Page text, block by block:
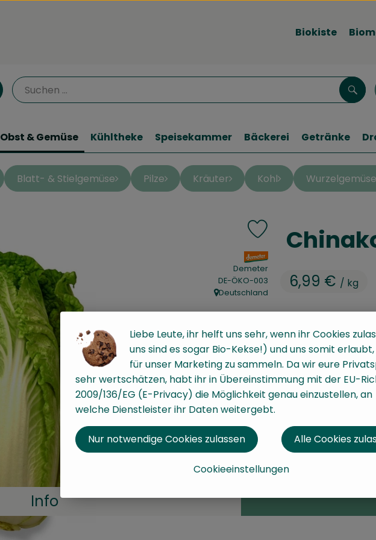
Biokiste
Obst & Gemüse Kühltheke Speisekammer Bäckerei Getränke
Blatt- & Stielgemüse Pilze Kräuter Kohl
6,99 € / kg
Produkt zu Favouriten
, Verband:
Demeter
, Kontrollstelle:
DE-ÖKO-003
, Herkunft:
Deutschland
#1340 6,99 € / kg
Dieser Artikel wird
Info
Liebe Leute, ihr helft uns sehr, wenn ihr Cookies
uns sind es sogar Bio-Kekse!) und uns somit
für unser Marketing zu sammeln. Da wir eure
sehr wertschätzen, habt ihr in Übereinstimmung mit der EU-
2009/136/EG (E-Privacy) die Möglichkeit genau einzustellen, an
welche Dienstleister ihr Daten weitergebt.
Cookieeinstellungen
Nur notwendige Cookies zulassen Alle Cookies